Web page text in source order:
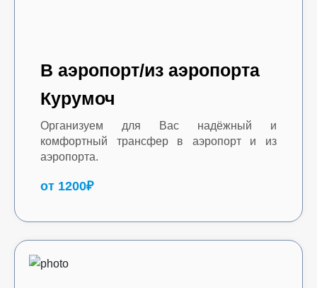
В аэропорт/из аэропорта
Курумоч
Организуем для Вас надёжный и
комфортный трансфер в аэропорт и из
аэропорта.
от 1200₽